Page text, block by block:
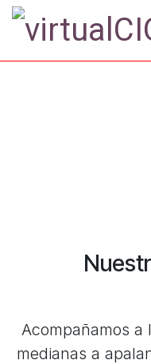
Ir al contenido
Acompañamos a
medianas a